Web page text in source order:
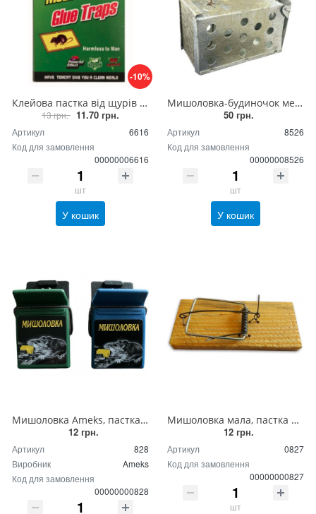
-10%
Клейова пастка від щурів та мишей зелена маленька розмір 24*17
13 грн. 11.70 грн.
Артикул
6616
Код для замовлення
00000006616
шт
У кошик
Мишоловка-будиночок металева (оцинкована сталь), живоловка для гризунів металева
50 грн.
Артикул
8526
Код для замовлення
00000008526
шт
У кошик
Мишоловка Ameks, пастка для мишей пластикова механічна
12 грн.
Артикул
828
Виробник
Ameks
Код для замовлення
00000000828
Мишоловка мала, пастка для мишей мала дерев'яна механічна
12 грн.
Артикул
0827
Код для замовлення
00000000827
шт